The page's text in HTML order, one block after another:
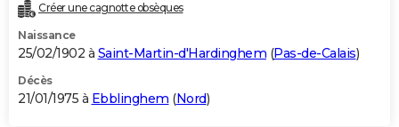
Créer une cagnotte obsèques
Naissance
25/02/1902 à Saint-Martin-d'Hardinghem (Pas-de-Calais)
Décès
21/01/1975 à Ebblinghem (Nord)